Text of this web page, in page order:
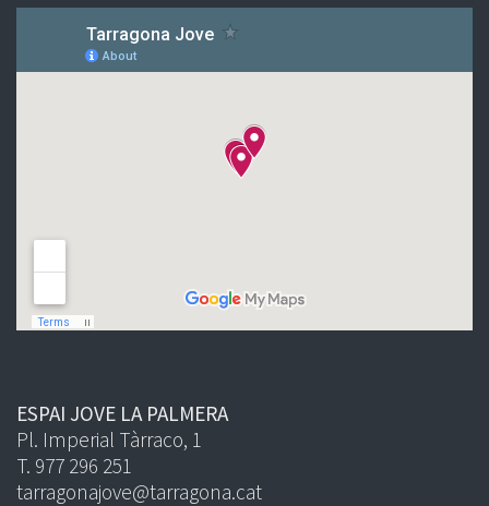
ESPAI JOVE LA PALMERA
Pl. Imperial Tàrraco, 1
T. 977 296 251
tarragonajove@tarragona.cat